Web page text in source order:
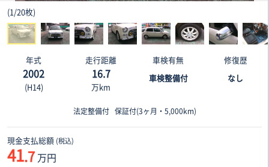
(1/20枚)
年式
2002
(H14)
走行距離
16.7
万km
車検有無
車検整備付
修復歴
なし
法定整備付 保証付(3ヶ月・5,000km)
現金支払総額 (税込)
41.7 万円